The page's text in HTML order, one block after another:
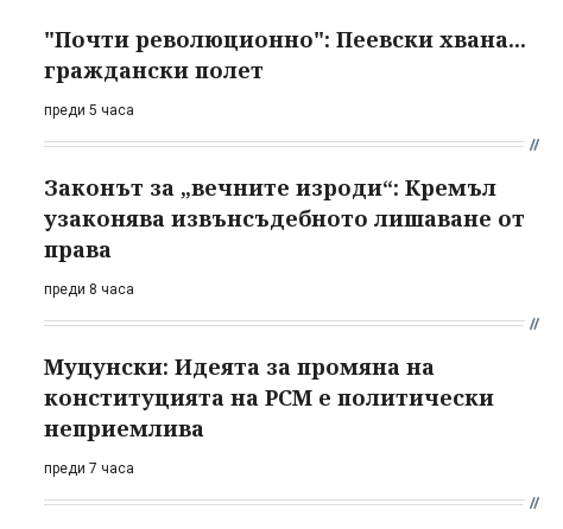
"Почти революционно": Пеевски хвана...
граждански полет
преди 5 часа
Законът за „вечните изроди“: Кремъл
узаконява извънсъдебното лишаване от
права
преди 8 часа
Муцунски: Идеята за промяна на
конституцията на РСМ е политически
неприемлива
преди 7 часа